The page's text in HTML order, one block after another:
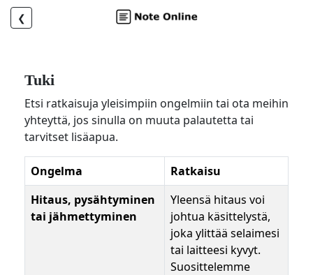
❮
Tuki
Etsi ratkaisuja yleisimpiin ongelmiin tai ota meihin
yhteyttä, jos sinulla on muuta palautetta tai
tarvitset lisäapua.
Ongelma
Ratkaisu
Hitaus, pysähtyminen
tai jähmettyminen
Yleensä hitaus voi
johtua käsittelystä,
joka ylittää selaimesi
tai laitteesi kyvyt.
Suosittelemme